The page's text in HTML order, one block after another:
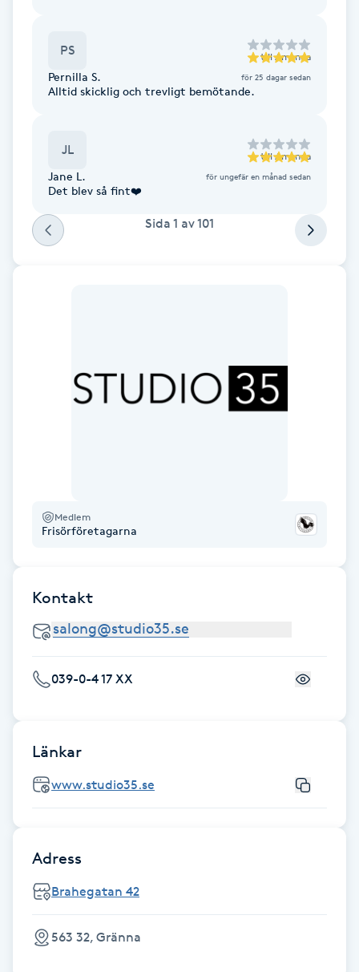
Friskvård
Friskvårdsmassage
Frisör
Gellack
Gellack med förstärkning
Gua Sha-massage
Headspa
PS till Amanda
Pernilla S. för 25 dagar sedan
Alltid skicklig och trevligt bemötande.
JL till Amanda
Jane L. för ungefär en månad sedan
Det blev så fint❤️
Sida 1 av101
Medlem
Frisörföretagarna
Kontakt
039-0-4 17 XX
Länkar
www.studio35.se
Adress
Brahegatan 42
563 32, Gränna